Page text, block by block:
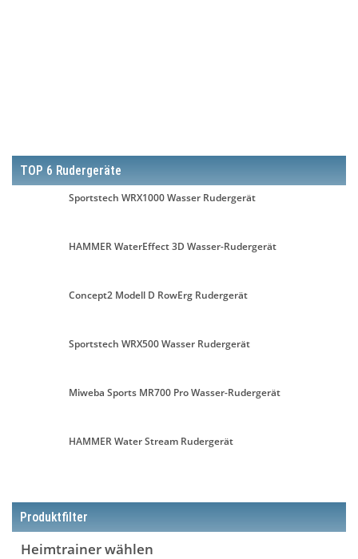
TOP 6 Rudergeräte
Sportstech WRX1000 Wasser Rudergerät
HAMMER WaterEffect 3D Wasser-Rudergerät
Concept2 Modell D RowErg Rudergerät
Sportstech WRX500 Wasser Rudergerät
Miweba Sports MR700 Pro Wasser-Rudergerät
HAMMER Water Stream Rudergerät
Produktfilter
Heimtrainer wählen